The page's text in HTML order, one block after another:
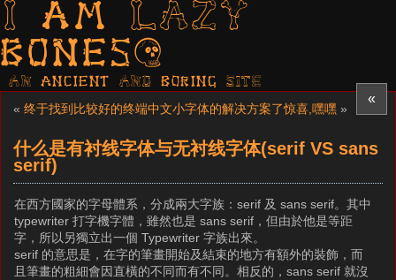
I am LAZY
bones?
AN ancient AND boring SITE
«
« 终于找到比较好的终端中文小字体的解决方案了惊喜,嘿嘿 »
什么是有衬线字体与无衬线字体(serif VS sans
serif)
在西方國家的字母體系，分成兩大字族：serif 及 sans serif。其中
typewriter 打字機字體，雖然也是 sans serif，但由於他是等距
字，所以另獨立出一個 Typewriter 字族出來。
serif 的意思是，在字的筆畫開始及結束的地方有額外的裝飾，而
且筆畫的粗細會因直橫的不同而有不同。相反的，sans serif 就沒